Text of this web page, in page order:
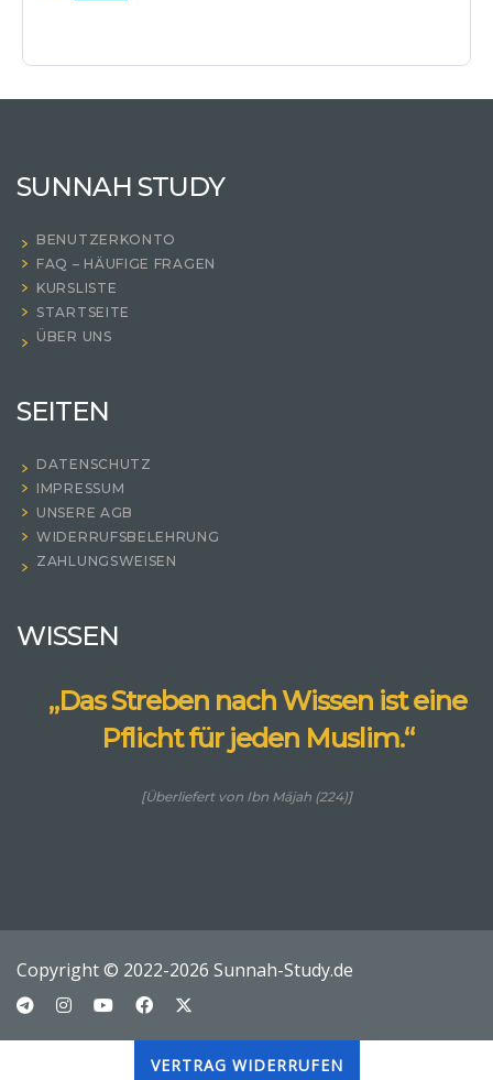
SUNNAH STUDY
BENUTZERKONTO
FAQ – HÄUFIGE FRAGEN
KURSLISTE
STARTSEITE
ÜBER UNS
SEITEN
DATENSCHUTZ
IMPRESSUM
UNSERE AGB
WIDERRUFSBELEHRUNG
ZAHLUNGSWEISEN
WISSEN
„Das Streben nach Wissen ist eine
Pflicht für jeden Muslim.“
[Überliefert von Ibn Mājah (224)]
Copyright © 2022-2026 Sunnah-Study.de
VERTRAG WIDERRUFEN